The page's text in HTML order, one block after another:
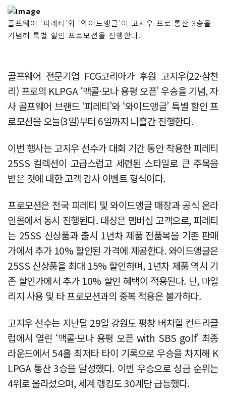
골프웨어 ‘피레티’와 ‘와이드앵글’이 고지우 프로 통산 3승을
기념해 특별 할인 프로모션을 진행한다.
골프웨어 전문기업 FCG코리아가 후원 고지우(22·삼천
리) 프로의 KLPGA ‘맥콜·모나 용평 오픈’ 우승을 기념, 자
사 골프웨어 브랜드 ‘피레티’와 ‘와이드앵글’ 특별 할인 프
로모션을 오늘(3일)부터 6일까지 나흘간 진행한다.
이번 행사는 고지우 선수가 대회 기간 동안 착용한 피레티
25SS 컬렉션이 고급스럽고 세련된 스타일로 큰 주목을
받은 것에 대한 고객 감사 이벤트 형식이다.
프로모션은 전국 피레티 및 와이드앵글 매장과 공식 온라
인몰에서 동시 진행된다. 대상은 멤버십 고객으로, 피레티
는 25SS 신상품과 출시 1년차 제품 전품목을 기존 판매
가에서 추가 10% 할인된 가격에 제공한다. 와이드앵글은
25SS 신상품을 최대 15% 할인하며, 1년차 제품 역시 기
존 할인가에서 추가 10% 할인 혜택이 적용된다. 단, 마일
리지 사용 및 타 프로모션과의 중복 적용은 불가하다.
고지우 선수는 지난달 29일 강원도 평창 버치힐 컨트리클
럽에서 열린 ‘맥콜·모나 용평 오픈 with SBS golf’ 최종
라운드에서 54홀 최저타 타이 기록으로 우승을 차지해 K
LPGA 통산 3승을 달성했다. 이번 우승으로 상금 순위는
4위로 올라섰으며, 세계 랭킹도 30계단 급등했다.